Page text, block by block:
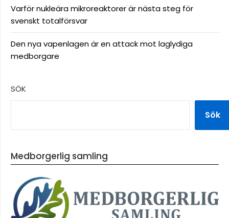
Varför nukleära mikroreaktorer är nästa steg för
svenskt totalförsvar
Den nya vapenlagen är en attack mot laglydiga
medborgare
SÖK
Sök
Medborgerlig samling